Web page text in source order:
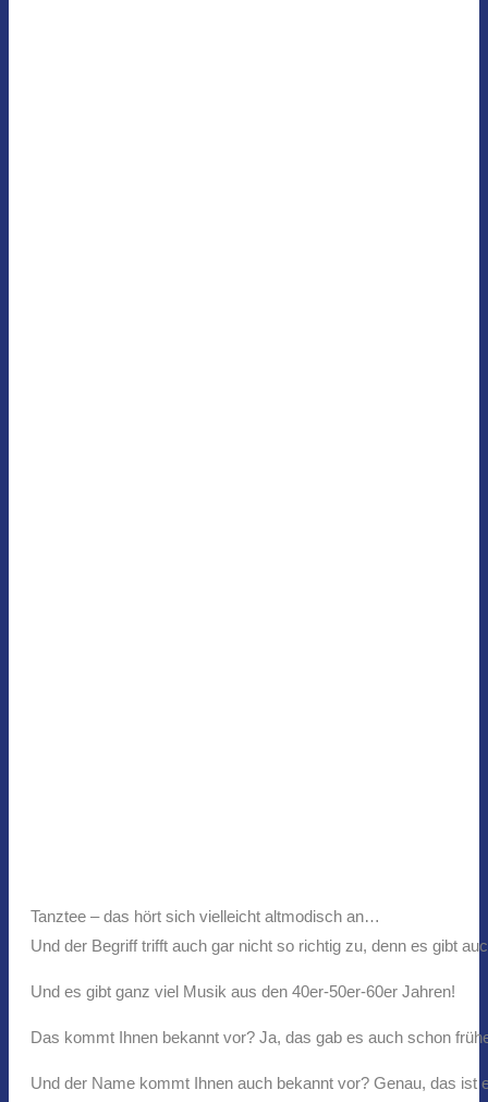
Tanztee – das hört sich vielleicht altmodisch an…
Und der Begriff trifft auch gar nicht so richtig zu, denn es gibt
Und es gibt ganz viel Musik aus den 40er-50er-60er Jahren!
Das kommt Ihnen bekannt vor? Ja, das gab es auch schon
Und der Name kommt Ihnen auch bekannt vor? Genau, das ist